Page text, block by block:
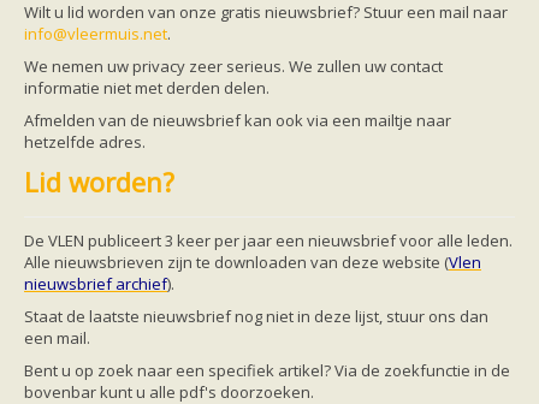
Knelpunten in vleermuisbescherming
Vleermuis advies en onderzoekbureaus
Doe mee
vleermuiskasten kopen/ ophangen
Landelijk zoogdierwerkgroepen
Regionale of provinciale werkgroepen
Jeugd
Internationaal
Ik wil graag mee op vleermuisexcursie
Vleermuizen in de tuin
Aankondiging activiteiten
Ecologie en soorten
Voedsel en jagen
Verblijfplaatsen
Wilt u lid worden van onze gratis nieuwsbrief? Stuur een mail naar
info@vleermuis.net.
We nemen uw privacy zeer serieus. We zullen uw contact
informatie niet met derden delen.
Afmelden van de nieuwsbrief kan ook via een mailtje naar
hetzelfde adres.
Lid worden?
De VLEN publiceert 3 keer per jaar een nieuwsbrief voor alle leden.
Alle nieuwsbrieven zijn te downloaden van deze website (Vlen
nieuwsbrief archief).
Staat de laatste nieuwsbrief nog niet in deze lijst, stuur ons dan
een mail.
Bent u op zoek naar een specifiek artikel? Via de zoekfunctie in de
bovenbar kunt u alle pdf's doorzoeken.